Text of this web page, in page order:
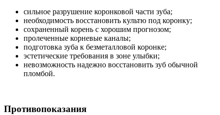
сильное разрушение коронковой части зуба;
необходимость восстановить культю под коронку;
сохраненный корень с хорошим прогнозом;
пролеченные корневые каналы;
подготовка зуба к безметалловой коронке;
эстетические требования в зоне улыбки;
невозможность надежно восстановить зуб обычной
пломбой.
Противопоказания